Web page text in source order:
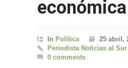
económica
In Política
25 abril,
Periodista Noticias al Sur
0 comments